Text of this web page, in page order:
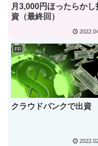
月3,000円ほったらかし
資（最終回）
FP
クラウドバンクで出資